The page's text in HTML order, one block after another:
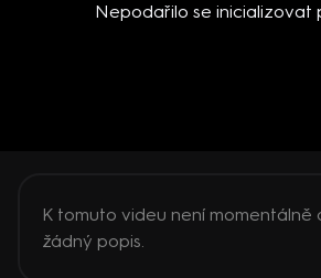
Nepodařilo se inicializovat
K tomuto videu není momentálně
žádný popis.